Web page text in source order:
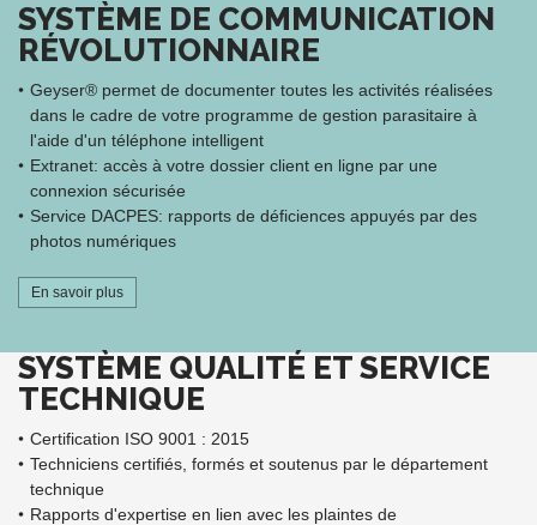
SYSTÈME DE COMMUNICATION
RÉVOLUTIONNAIRE
Geyser® permet de documenter toutes les activités réalisées
dans le cadre de votre programme de gestion parasitaire à
l'aide d'un téléphone intelligent
Extranet: accès à votre dossier client en ligne par une
connexion sécurisée
Service DACPES: rapports de déficiences appuyés par des
photos numériques
En savoir plus
SYSTÈME QUALITÉ ET SERVICE
TECHNIQUE
Certification ISO 9001 : 2015
Techniciens certifiés, formés et soutenus par le département
technique
Rapports d'expertise en lien avec les plaintes de